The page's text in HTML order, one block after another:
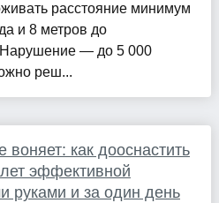
расстояние минимум
и 8 метров до
Нарушение — до 5 000
реш...
воняет: как дооснастить
эффективной
руками и за один день